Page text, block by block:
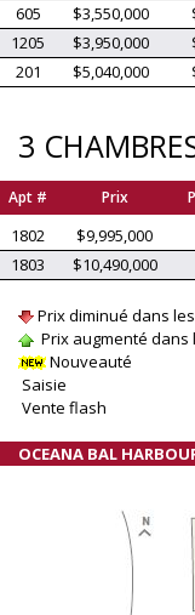
605
$3,550,000
1205
$3,950,000
201
$5,040,000
3
Apt # Prix
1802 $9,995,000
1803
$10,490,000
Prix diminué dans
Prix augmenté dans
Nouveauté
Saisie
Vente flash
OCEANA BAL